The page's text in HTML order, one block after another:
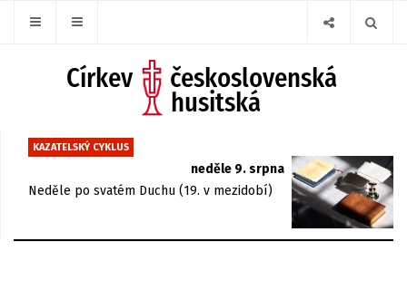
KAZATELSKÝ CYKLUS
neděle 9. srpna
Neděle po svatém Duchu (19. v mezidobí)